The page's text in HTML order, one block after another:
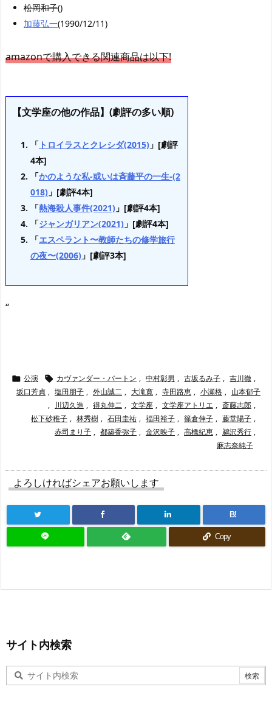
松岡和子()
加藤弘一(1990/12/11)
amazonで購入できる関連商品は以下!
【文学座の他の作品】(劇評の多い順)
「 トロイラスとクレシダ(2015) 」[劇評
4本]
「かのような私-或いは斉藤平の一生-(2
018) 」[劇評4本]
「熱海殺人事件(2021) 」[劇評4本]
「ジャンガリアン(2021) 」[劇評4本]
「エスペラント〜教師たちの修学旅行
の夜〜(2006) 」[劇評3本]
“
 公演  カヴァンダー・バートン , 中村彰男 , 古坂るみ子 , 吉川徹 ,
坂口芳貞 , 塩田朋子 , 外山誠二 , 大滝寛 , 寺田路恵 , 小瀬格 , 山本郁子
, 川辺久造 , 得丸伸二 , 文学座 , 文学座アトリエ , 斎藤志郎 ,
松下砂稚子 , 林秀樹 , 石田圭祐 , 福田裕子 , 篠倉伸子 , 藤堂陽子 ,
赤司まり子 , 都築香弥子 , 金沢映子 , 高橋紀恵 , 鵜沢秀行 ,
麻志奈純子
よろしければシェアお願いします
B!
Copy
サイト内検索